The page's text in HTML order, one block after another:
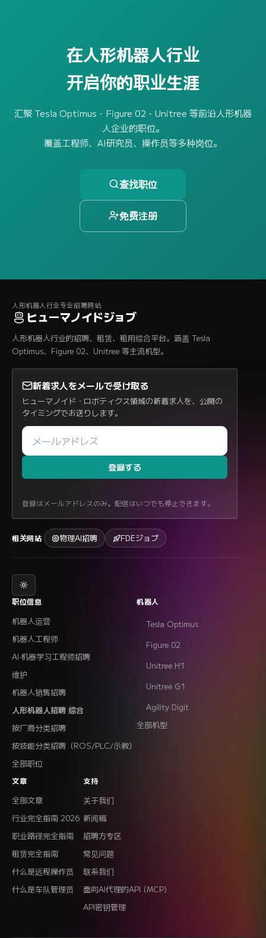
在人形机器人行业
开启你的职业生涯
汇聚 Tesla Optimus・Figure 02・Unitree 等前沿人形机器
人企业的职位。
覆盖工程师、AI研究员、操作员等多种岗位。
查找职位
免费注册
人形机器人行业专业招聘网站
ヒューマノイドジョブ
人形机器人行业的招聘、租赁、租用综合平台。涵盖 Tesla
Optimus、Figure 02、Unitree 等主流机型。
新着求人をメールで受け取る
ヒューマノイド・ロボティクス領域の新着求人を、公開の
タイミングでお送りします。
登録する
登録はメールアドレスのみ。配信はいつでも停止できます。
相关网站 物理AI招聘 FDEジョブ
职位信息
机器人运营
机器人工程师
AI·机器学习工程师招聘
维护
机器人销售招聘
人形机器人招聘 综合
按厂商分类招聘
按技能分类招聘（ROS/PLC/示教）
全部职位
机器人
Tesla Optimus
Figure 02
Unitree H1
Unitree G1
Agility Digit
全部机型
文章
全部文章
行业完全指南 2026
职业路径完全指南
租赁完全指南
什么是远程操作员
什么是车队管理员
支持
关于我们
新闻稿
招聘方专区
常见问题
联系我们
面向AI代理的API (MCP)
API密钥管理